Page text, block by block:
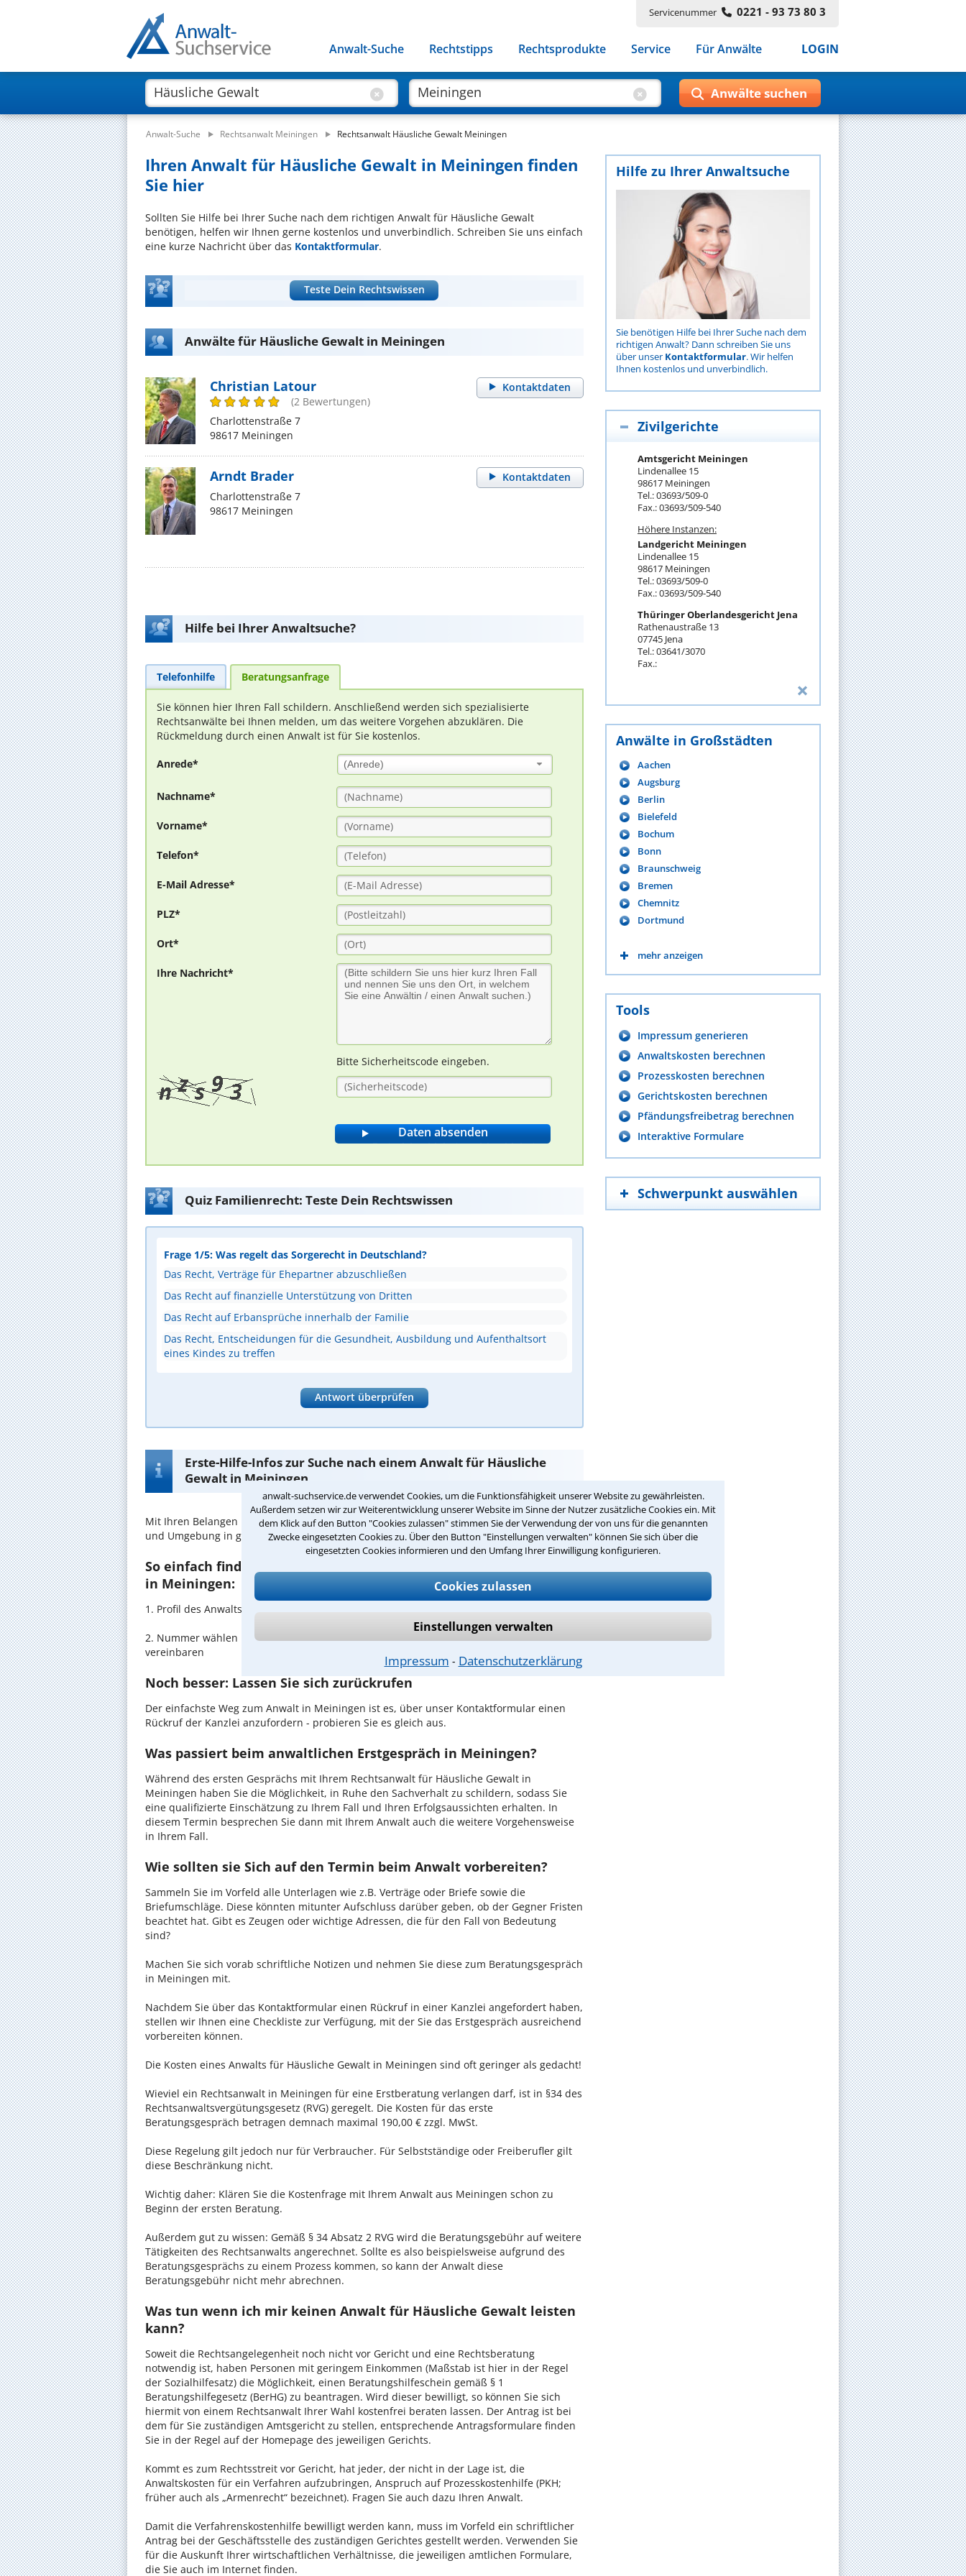
anwalt-suchservice.de verwendet Cookies, um die Funktionsfähigkeit unserer Website zu gewährleisten.
Außerdem setzen wir zur Weiterentwicklung unserer Website im Sinne der Nutzer zusätzliche Cookies ein. Mit
dem Klick auf den Button "Cookies zulassen" stimmen Sie der Verwendung der von uns für die genannten
Zwecke eingesetzten Cookies zu. Über den Button "Einstellungen verwalten" können Sie sich über die
eingesetzten Cookies informieren und den Umfang Ihrer Einwilligung konfigurieren.
Cookies zulassen
Einstellungen verwalten
Impressum ⁃ Datenschutzerklärung
Servicenummer 0221 - 93 73 80 3
Anwalt-Suche Rechtstipps Rechtsprodukte Service Für Anwälte LOGIN
Anwalt-Suche Rechtsanwalt Meiningen Rechtsanwalt Häusliche Gewalt Meiningen
Ihren Anwalt für Häusliche Gewalt in Meiningen finden
Sie hier
Sollten Sie Hilfe bei Ihrer Suche nach dem richtigen Anwalt für Häusliche Gewalt
benötigen, helfen wir Ihnen gerne kostenlos und unverbindlich. Schreiben Sie uns einfach
eine kurze Nachricht über das Kontaktformular.
Teste Dein Rechtswissen
Anwälte für Häusliche Gewalt in Meiningen
Kontaktdaten
Christian Latour
(2 Bewertungen)
Charlottenstraße 7
98617 Meiningen
Kontaktdaten
Arndt Brader
Charlottenstraße 7
98617 Meiningen
Hilfe bei Ihrer Anwaltsuche?
Telefonhilfe Beratungsanfrage
Sie können hier Ihren Fall schildern. Anschließend werden sich spezialisierte
Rechtsanwälte bei Ihnen melden, um das weitere Vorgehen abzuklären. Die
Rückmeldung durch einen Anwalt ist für Sie kostenlos.
Anrede* (Anrede)
Nachname*
Vorname*
Telefon*
E-Mail Adresse*
PLZ*
Ort*
Ihre Nachricht*
Bitte Sicherheitscode eingeben.
Quiz Familienrecht: Teste Dein Rechtswissen
Frage 1/5: Was regelt das Sorgerecht in Deutschland?
Das Recht, Verträge für Ehepartner abzuschließen
Das Recht auf finanzielle Unterstützung von Dritten
Das Recht auf Erbansprüche innerhalb der Familie
Das Recht, Entscheidungen für die Gesundheit, Ausbildung und Aufenthaltsort
eines Kindes zu treffen
Antwort überprüfen
Erste-Hilfe-Infos zur Suche nach einem Anwalt für Häusliche
Gewalt in Meiningen
Mit Ihren Belangen im Häusliche Gewaltsind Sie bei unseren Anwälten aus Meiningen
und Umgebung in guten Händen.
So einfach finden Sie den passenden Anwalt für Häusliche Gewalt
in Meiningen:
1. Profil des Anwalts für Häusliche Gewalt in Ihrer Umgebung auswählen
2. Nummer wählen und direkt mit der Kanzlei in Meiningen einen Beratungstermin
vereinbaren
Noch besser: Lassen Sie sich zurückrufen
Der einfachste Weg zum Anwalt in Meiningen ist es, über unser Kontaktformular einen
Rückruf der Kanzlei anzufordern - probieren Sie es gleich aus.
Was passiert beim anwaltlichen Erstgespräch in Meiningen?
Während des ersten Gesprächs mit Ihrem Rechtsanwalt für Häusliche Gewalt in
Meiningen haben Sie die Möglichkeit, in Ruhe den Sachverhalt zu schildern, sodass Sie
eine qualifizierte Einschätzung zu Ihrem Fall und Ihren Erfolgsaussichten erhalten. In
diesem Termin besprechen Sie dann mit Ihrem Anwalt auch die weitere Vorgehensweise
in Ihrem Fall.
Wie sollten sie Sich auf den Termin beim Anwalt vorbereiten?
Sammeln Sie im Vorfeld alle Unterlagen wie z.B. Verträge oder Briefe sowie die
Briefumschläge. Diese könnten mitunter Aufschluss darüber geben, ob der Gegner Fristen
beachtet hat. Gibt es Zeugen oder wichtige Adressen, die für den Fall von Bedeutung
sind?
Machen Sie sich vorab schriftliche Notizen und nehmen Sie diese zum Beratungsgespräch
in Meiningen mit.
Nachdem Sie über das Kontaktformular einen Rückruf in einer Kanzlei angefordert haben,
stellen wir Ihnen eine Checkliste zur Verfügung, mit der Sie das Erstgespräch ausreichend
vorbereiten können.
Die Kosten eines Anwalts für Häusliche Gewalt in Meiningen sind oft geringer als gedacht!
Wieviel ein Rechtsanwalt in Meiningen für eine Erstberatung verlangen darf, ist in §34 des
Rechtsanwaltsvergütungsgesetz (RVG) geregelt. Die Kosten für das erste
Beratungsgespräch betragen demnach maximal 190,00 € zzgl. MwSt.
Diese Regelung gilt jedoch nur für Verbraucher. Für Selbstständige oder Freiberufler gilt
diese Beschränkung nicht.
Wichtig daher: Klären Sie die Kostenfrage mit Ihrem Anwalt aus Meiningen schon zu
Beginn der ersten Beratung.
Außerdem gut zu wissen: Gemäß § 34 Absatz 2 RVG wird die Beratungsgebühr auf weitere
Tätigkeiten des Rechtsanwalts angerechnet. Sollte es also beispielsweise aufgrund des
Beratungsgesprächs zu einem Prozess kommen, so kann der Anwalt diese
Beratungsgebühr nicht mehr abrechnen.
Was tun wenn ich mir keinen Anwalt für Häusliche Gewalt leisten
kann?
Soweit die Rechtsangelegenheit noch nicht vor Gericht und eine Rechtsberatung
notwendig ist, haben Personen mit geringem Einkommen (Maßstab ist hier in der Regel
der Sozialhilfesatz) die Möglichkeit, einen Beratungshilfeschein gemäß § 1
Beratungshilfegesetz (BerHG) zu beantragen. Wird dieser bewilligt, so können Sie sich
hiermit von einem Rechtsanwalt Ihrer Wahl kostenfrei beraten lassen. Der Antrag ist bei
dem für Sie zuständigen Amtsgericht zu stellen, entsprechende Antragsformulare finden
Sie in der Regel auf der Homepage des jeweiligen Gerichts.
Kommt es zum Rechtsstreit vor Gericht, hat jeder, der nicht in der Lage ist, die
Anwaltskosten für ein Verfahren aufzubringen, Anspruch auf Prozesskostenhilfe (PKH;
früher auch als „Armenrecht“ bezeichnet). Fragen Sie auch dazu Ihren Anwalt.
Damit die Verfahrenskostenhilfe bewilligt werden kann, muss im Vorfeld ein schriftlicher
Antrag bei der Geschäftsstelle des zuständigen Gerichtes gestellt werden. Verwenden Sie
für die Auskunft Ihrer wirtschaftlichen Verhältnisse, die jeweiligen amtlichen Formulare,
die Sie auch im Internet finden.
Hilfe zu Ihrer Anwaltsuche
Sie benötigen Hilfe bei Ihrer Suche nach dem
richtigen Anwalt? Dann schreiben Sie uns
über unser Kontaktformular. Wir helfen
Ihnen kostenlos und unverbindlich.
Zivilgerichte
Amtsgericht Meiningen
Lindenallee 15
98617 Meiningen
Tel.: 03693/509-0
Fax.: 03693/509-540
Höhere Instanzen:
Landgericht Meiningen
Lindenallee 15
98617 Meiningen
Tel.: 03693/509-0
Fax.: 03693/509-540
Thüringer Oberlandesgericht Jena
Rathenaustraße 13
07745 Jena
Tel.: 03641/3070
Fax.:
Anwälte in Großstädten
Aachen
Augsburg
Berlin
Bielefeld
Bochum
Bonn
Braunschweig
Bremen
Chemnitz
Dortmund
mehr anzeigen
Tools
Impressum generieren
Anwaltskosten berechnen
Prozesskosten berechnen
Gerichtskosten berechnen
Pfändungsfreibetrag berechnen
Interaktive Formulare
Schwerpunkt auswählen